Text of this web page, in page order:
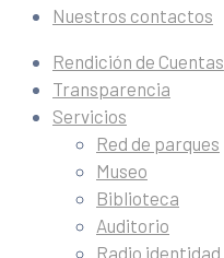
Nuestros contactos
Rendición de Cuentas
Transparencia
Servicios
Red de parques
Museo
Biblioteca
Auditorio
Radio identidad